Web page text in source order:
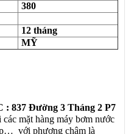
380
12 tháng
MỸ
: 837 Đường 3 Tháng 2 P7
các mặt hàng máy bơm nước
với phương châm là